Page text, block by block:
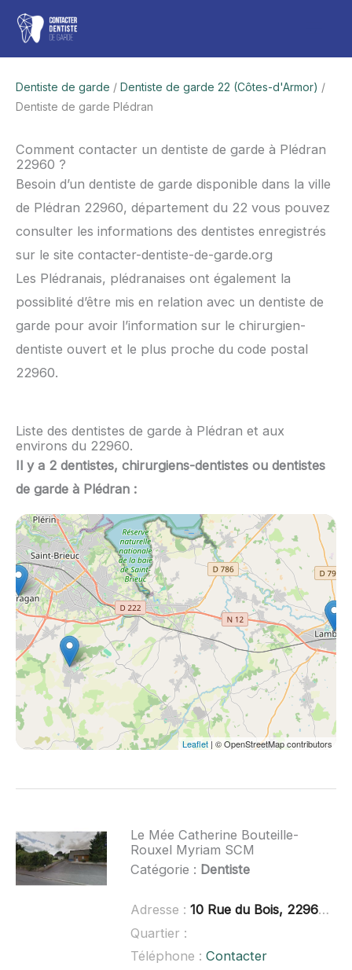
Aller
contenu
Dentiste de garde / Dentiste de garde 22 (Côtes-d'Armor) /
Dentiste de garde Plédran
Comment contacter un dentiste de garde à Plédran
22960 ?
Besoin d’un dentiste de garde disponible dans la ville
de Plédran 22960, département du 22 vous pouvez
consulter les informations des dentistes enregistrés
sur le site contacter-dentiste-de-garde.org
Les Plédranais, plédranaises ont également la
possiblité d’être mis en relation avec un dentiste de
garde pour avoir l’information sur le chirurgien-
dentiste ouvert et le plus proche du code postal
22960.
Liste des dentistes de garde à Plédran et aux
environs du 22960.
Il y a 2 dentistes, chirurgiens-dentistes ou dentistes
de garde à Plédran :
Leaflet | © OpenStreetMap contributors
Le Mée Catherine Bouteille-
Rouxel Myriam SCM
Catégorie : Dentiste
Adresse : 10 Rue du Bois, 22960 Plédran
Quartier :
Téléphone : Contacter